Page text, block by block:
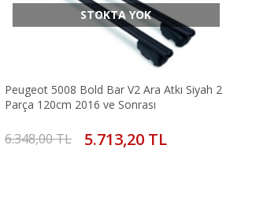
STOKTA YOK
Peugeot 5008 Bold Bar V2 Ara Atkı Siyah 2
Parça 120cm 2016 ve Sonrası
6.348,00 TL 5.713,20 TL